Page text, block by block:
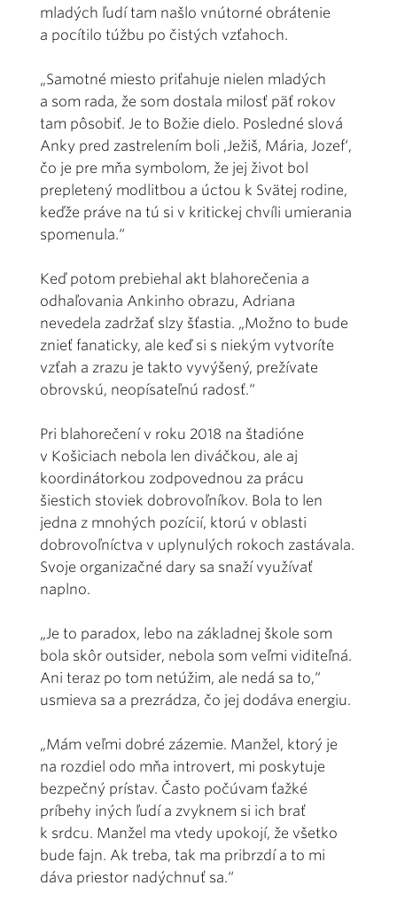
mladých ľudí tam našlo vnútorné obrátenie
a pocítilo túžbu po čistých vzťahoch.
„Samotné miesto priťahuje nielen mladých
a som rada, že som dostala milosť päť rokov
tam pôsobiť. Je to Božie dielo. Posledné slová
Anky pred zastrelením boli ,Ježiš, Mária, Jozef‘,
čo je pre mňa symbolom, že jej život bol
prepletený modlitbou a úctou k Svätej rodine,
keďže práve na tú si v kritickej chvíli umierania
spomenula.“
Keď potom prebiehal akt blahorečenia a
odhaľovania Ankinho obrazu, Adriana
nevedela zadržať slzy šťastia. „Možno to bude
znieť fanaticky, ale keď si s niekým vytvoríte
vzťah a zrazu je takto vyvýšený, prežívate
obrovskú, neopísateľnú radosť.“
Pri blahorečení v roku 2018 na štadióne
v Košiciach nebola len diváčkou, ale aj
koordinátorkou zodpovednou za prácu
šiestich stoviek dobrovoľníkov. Bola to len
jedna z mnohých pozícií, ktorú v oblasti
dobrovoľníctva v uplynulých rokoch zastávala.
Svoje organizačné dary sa snaží využívať
naplno.
„Je to paradox, lebo na základnej škole som
bola skôr outsider, nebola som veľmi viditeľná.
Ani teraz po tom netúžim, ale nedá sa to,“
usmieva sa a prezrádza, čo jej dodáva energiu.
„Mám veľmi dobré zázemie. Manžel, ktorý je
na rozdiel odo mňa introvert, mi poskytuje
bezpečný prístav. Často počúvam ťažké
príbehy iných ľudí a zvyknem si ich brať
k srdcu. Manžel ma vtedy upokojí, že všetko
bude fajn. Ak treba, tak ma pribrzdí a to mi
dáva priestor nadýchnuť sa.“